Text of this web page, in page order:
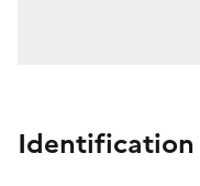
Identification